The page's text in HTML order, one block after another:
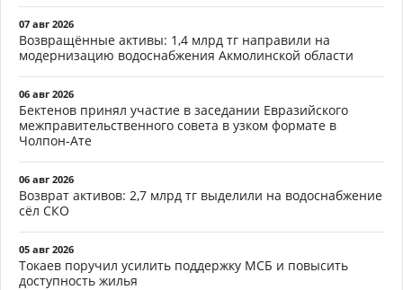
07 авг 2026
Возвращённые активы: 1,4 млрд тг направили на
модернизацию водоснабжения Акмолинской области
06 авг 2026
Бектенов принял участие в заседании Евразийского
межправительственного совета в узком формате в
Чолпон-Ате
06 авг 2026
Возврат активов: 2,7 млрд тг выделили на водоснабжение
сёл СКО
05 авг 2026
Токаев поручил усилить поддержку МСБ и повысить
доступность жилья